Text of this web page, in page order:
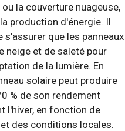
la couverture nuageuse,
production d'énergie. Il
que les panneaux
neige et de saleté pour
de la lumière. En
solaire peut produire
% de son rendement
l'hiver, en fonction de
des conditions locales.